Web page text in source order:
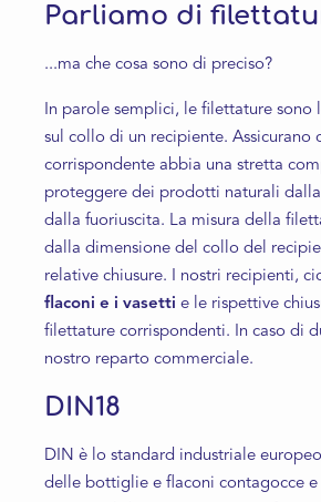
Parliamo di
...ma che cosa sono di preciso?
In parole semplici, le filettature sono
sul collo di un recipiente. Assicurano
corrispondente abbia una stretta
proteggere dei prodotti naturali
dalla fuoriuscita. La misura della
dalla dimensione del collo del
relative chiusure. I nostri recipienti,
flaconi e i vasetti e le rispettive
filettature corrispondenti. In caso di
nostro reparto commerciale.
DIN18
DIN è lo standard industriale
delle bottiglie e flaconi contagocce e